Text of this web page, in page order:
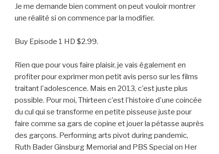
Je me demande bien comment on peut vouloir montrer
une réalité si on commence par la modifier.
Buy Episode 1 HD $2.99.
Rien que pour vous faire plaisir, je vais également en
profiter pour exprimer mon petit avis perso sur les films
traitant l'adolescence. Mais en 2013, c'est juste plus
possible. Pour moi, Thirteen c'est l'histoire d'une coincée
du cul qui se transforme en petite pisseuse juste pour
faire comme sa gars de copine et jouer la pétasse auprès
des garçons. Performing arts pivot during pandemic,
Ruth Bader Ginsburg Memorial and PBS Special on Her